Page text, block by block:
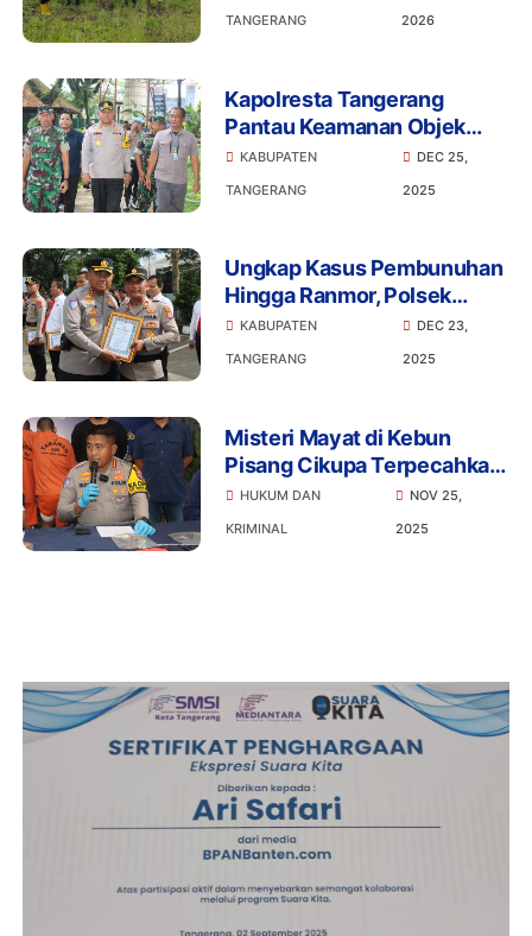
Ketahanan Pangan Kuartal IV
TANGERANG 2026
Kapolresta Tangerang
Pantau Keamanan Objek
Wisata dan Rekreasi di Hari
Libur Natal
KABUPATEN
TANGERANG
DEC 25,
2025
Ungkap Kasus Pembunuhan
Hingga Ranmor, Polsek
Cikupa Raih Sejumlah
Penghargaan
KABUPATEN
TANGERANG
DEC 23,
2025
Misteri Mayat di Kebun
Pisang Cikupa Terpecahkan:
Pelaku Tertangkap di
Lampung
HUKUM DAN
KRIMINAL
NOV 25,
2025